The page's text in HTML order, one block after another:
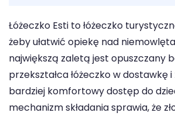
Łóżeczko Esti to łóżeczko
żeby ułatwić opiekę nad
największą zaletą jest opuszczany
przekształca łóżeczko w dostawkę
bardziej komfortowy dostęp do
mechanizm składania sprawia, że